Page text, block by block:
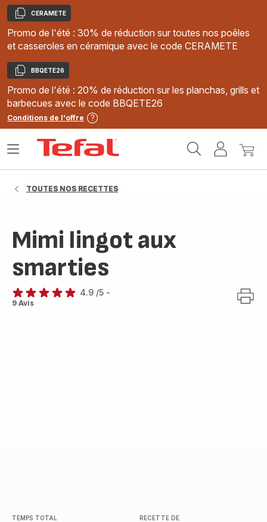
Copier
CERAMETE
Promo de l'été : 30% de réduction sur toutes nos poêles
et casseroles en céramique avec le code CERAMETE
Copier
BBQETE26
Promo de l'été : 20% de réduction sur les planchas, grills et
barbecues avec le code BBQETE26
Conditions de l'offre
MonMon
Ouvrir
TOUTES NOS RECETTES
Mimi lingot aux
smarties
ratings.4.9
4.9 /5 -
9 Avis
TEMPS TOTAL RECETTE DE